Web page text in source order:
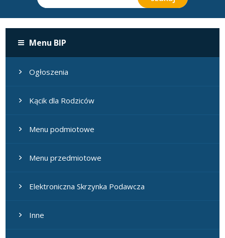
Menu BIP
Ogłoszenia
Kącik dla Rodziców
Menu podmiotowe
Menu przedmiotowe
Elektroniczna Skrzynka Podawcza
Inne